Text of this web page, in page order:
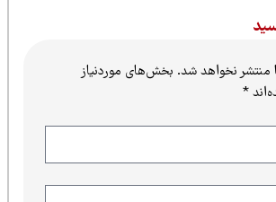
نخواهد شد.بخش‌های موردنیاز